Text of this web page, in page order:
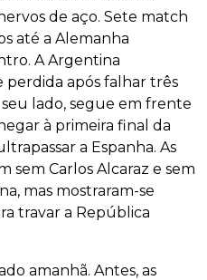
de aço. Sete match
até a Alemanha
A Argentina
perdida após falhar três
lado, segue em frente
à primeira final da
a Espanha. As
sem Carlos Alcaraz e sem
mas mostraram-se
travar a República
amanhã. Antes, as